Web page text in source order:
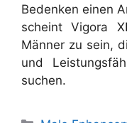
Bedenken einen
scheint Vigora
Männer zu sein,
und
suchen.